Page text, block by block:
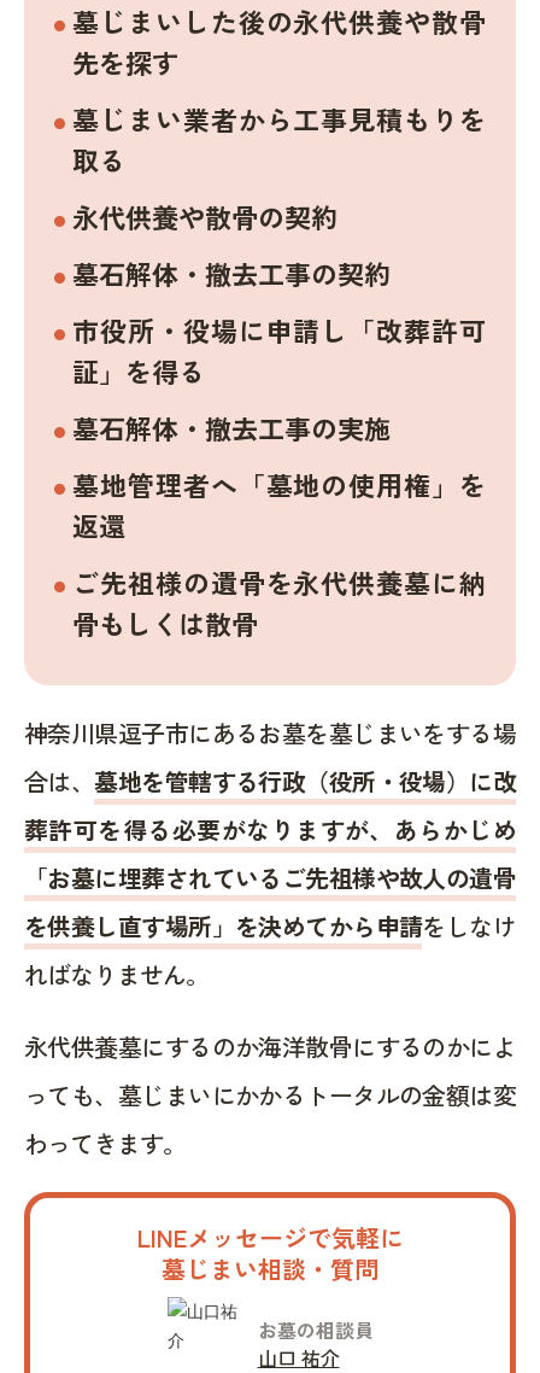
墓じまいした後の永代供養や散骨
先を探す
墓じまい業者から工事見積もりを
取る
永代供養や散骨の契約
墓石解体・撤去工事の契約
市役所・役場に申請し「改葬許可
証」を得る
墓石解体・撤去工事の実施
墓地管理者へ「墓地の使用権」を
返還
ご先祖様の遺骨を永代供養墓に納
骨もしくは散骨
神奈川県逗子市にあるお墓を墓じまいをする場
合は、墓地を管轄する行政（役所・役場）に改
葬許可を得る必要がなりますが、あらかじめ
「お墓に埋葬されているご先祖様や故人の遺骨
を供養し直す場所」を決めてから申請をしなけ
ればなりません。
永代供養墓にするのか海洋散骨にするのかによ
っても、墓じまいにかかるトータルの金額は変
わってきます。
LINEメッセージで気軽に
墓じまい相談・質問
お墓の相談員
山口 祐介